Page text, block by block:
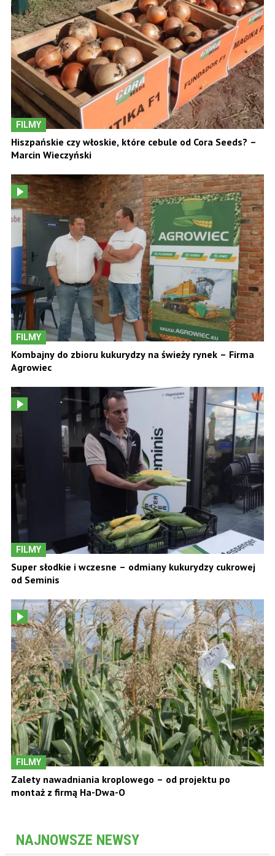
FILMY
Hiszpańskie czy włoskie, które cebule od Cora Seeds? –
Marcin Wieczyński
FILMY
Kombajny do zbioru kukurydzy na świeży rynek – Firma
Agrowiec
FILMY
Super słodkie i wczesne – odmiany kukurydzy cukrowej
od Seminis
FILMY
Zalety nawadniania kroplowego – od projektu po
montaż z firmą Ha-Dwa-O
NAJNOWSZE NEWSY